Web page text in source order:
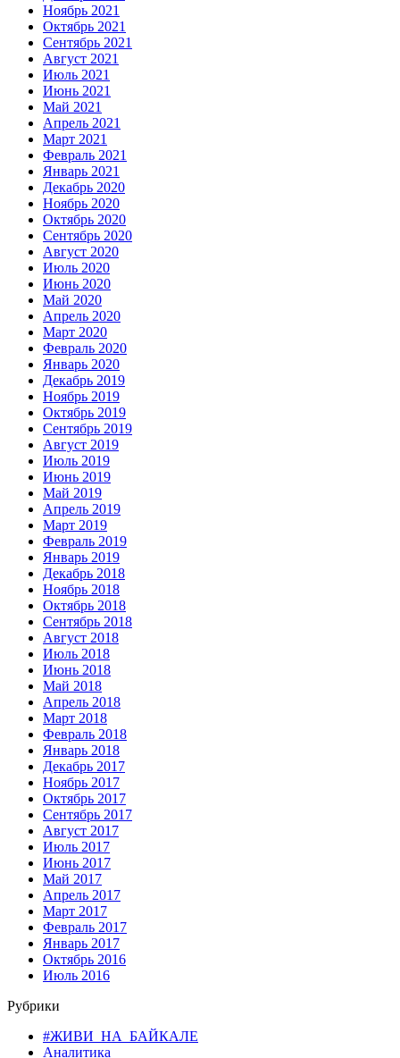
Ноябрь 2021
Октябрь 2021
Сентябрь 2021
Август 2021
Июль 2021
Июнь 2021
Май 2021
Апрель 2021
Март 2021
Февраль 2021
Январь 2021
Декабрь 2020
Ноябрь 2020
Октябрь 2020
Сентябрь 2020
Август 2020
Июль 2020
Июнь 2020
Май 2020
Апрель 2020
Март 2020
Февраль 2020
Январь 2020
Декабрь 2019
Ноябрь 2019
Октябрь 2019
Сентябрь 2019
Август 2019
Июль 2019
Июнь 2019
Май 2019
Апрель 2019
Март 2019
Февраль 2019
Январь 2019
Декабрь 2018
Ноябрь 2018
Октябрь 2018
Сентябрь 2018
Август 2018
Июль 2018
Июнь 2018
Май 2018
Апрель 2018
Март 2018
Февраль 2018
Январь 2018
Декабрь 2017
Ноябрь 2017
Октябрь 2017
Сентябрь 2017
Август 2017
Июль 2017
Июнь 2017
Май 2017
Апрель 2017
Март 2017
Февраль 2017
Январь 2017
Октябрь 2016
Июль 2016
Рубрики
#ЖИВИ_НА_БАЙКАЛЕ
Аналитика